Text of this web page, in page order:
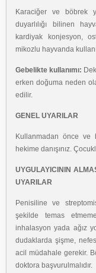
Karaciğer ve böbrek
duyarlılığı bilinen
kardiyak konjesyon,
mikozlu hayvanda
Gebelikte kullanımı:
erken doğuma neden
edilir.
GENEL UYARILAR
Kullanmadan önce ve
hekime danışınız.
UYGULAYICININ
UYARILAR
Penisiline ve
şekilde temas
inhalasyon yada ağız
dudaklarda şişme,
acil müdahale gerekir.
doktora başvurulmalıdır.